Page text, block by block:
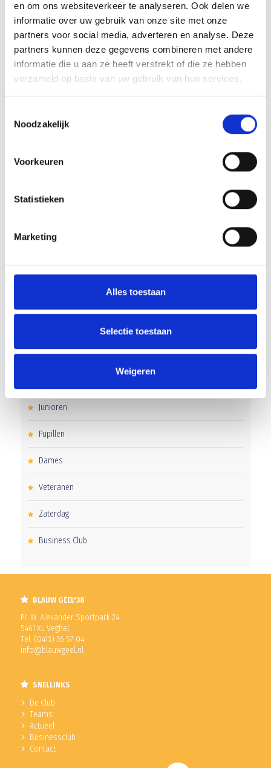
en om ons websiteverkeer te analyseren. Ook delen we
informatie over uw gebruik van onze site met onze
partners voor social media, adverteren en analyse. Deze
partners kunnen deze gegevens combineren met andere
informatie die u aan ze heeft verstrekt of die ze hebben
verzameld op basis van uw gebruik van hun services.
Noodzakelijk
Voorkeuren
Statistieken
Marketing
Alles toestaan
Selectie toestaan
Weigeren
AANMELDEN LID
Overwinning op Mierlo Hout
Uitnodiging voor de EXTRA Algemene Ledenvergadering
Word jij de volgende Pupil van de Week bij BlauwGeel?
CATEGORIEËN
Clubnieuws
Junioren
Pupillen
Dames
Veteranen
Zaterdag
Business Club
BLAUW GEEL'38
Pr. W. Alexander Sportpark 24
5461 XL Veghel
Tel. (0413) 36 57 04
info@blauwgeel.nl
SNELLINKS
De Club
Teams
Actueel
Businessclub
Contact